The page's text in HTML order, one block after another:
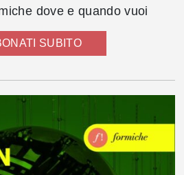
dove e quando vuoi
SUBITO